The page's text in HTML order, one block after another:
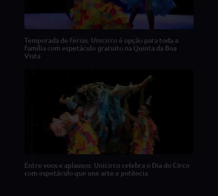
Temporada de férias: Unicirco é opção para toda a
família com espetáculo gratuito na Quinta da Boa
Vista
Entre voos e aplausos: Unicirco celebra o Dia do Circo
com espetáculo que une arte e potência